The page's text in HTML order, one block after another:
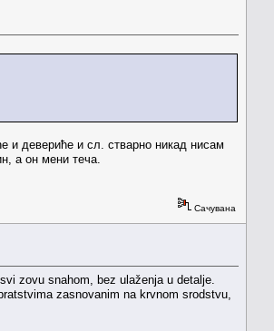
и девериће и сл. стварно никад нисам
а он мени теча.
Сачувана
zovu snahom, bez ulaženja u detalje.
zasnovanim na krvnom srodstvu,